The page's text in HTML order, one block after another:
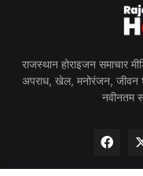
राजस्थान होराइजन समाचार
अपराध, खेल, मनोरंजन, जीवन
नवीनतम